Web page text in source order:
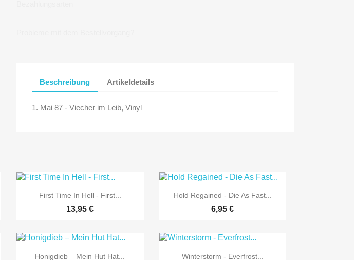
Beschreibung Artikeldetails
1. Mai 87 - Viecher im Leib, Vinyl
 Vorschau
First Time In Hell - First...
13,95 €
 Vorschau
Hold Regained - Die As Fast...
6,95 €
 Vorschau
Honigdieb – Mein Hut Hat...  Vorschau
Winterstorm - Everfrost...